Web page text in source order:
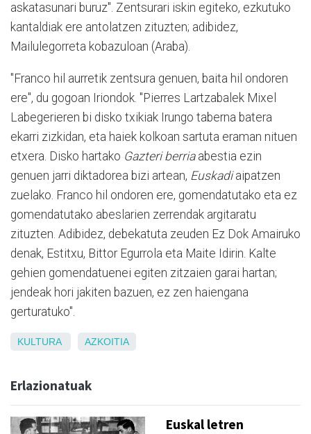
askatasunari buruz". Zentsurari iskin egiteko, ezkutuko
kantaldiak ere antolatzen zituzten; adibidez,
Mailulegorreta kobazuloan (Araba).
"Franco hil aurretik zentsura genuen, baita hil ondoren
ere", du gogoan Iriondok. "Pierres Lartzabalek Mixel
Labegerieren bi disko txikiak Irungo taberna batera
ekarri zizkidan, eta haiek kolkoan sartuta eraman nituen
etxera. Disko hartako Gazteri berriaabestia ezin
genuen jarri diktadorea bizi artean, Euskadiaipatzen
zuelako. Franco hil ondoren ere, gomendatutako eta ez
gomendatutako abeslarien zerrendak argitaratu
zituzten. Adibidez, debekatuta zeuden Ez Dok Amairuko
denak, Estitxu, Bittor Egurrola eta Maite Idirin. Kalte
gehien gomendatuenei egiten zitzaien garai hartan;
jendeak hori jakiten bazuen, ez zen haiengana
gerturatuko".
KULTURA AZKOITIA
Erlazionatuak
Euskal letren